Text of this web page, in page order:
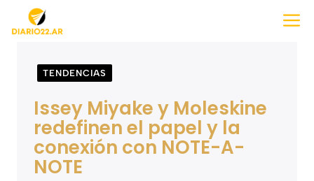
Saltar
TENDENCIAS
Issey Miyake y Moleskine
redefinen el papel y la
conexión con NOTE-A-
NOTE